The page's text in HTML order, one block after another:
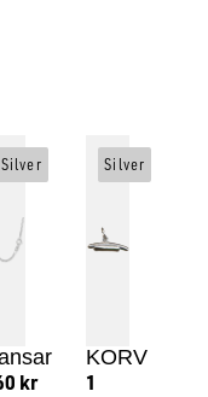
kr
Silver
KORV
1
Silver